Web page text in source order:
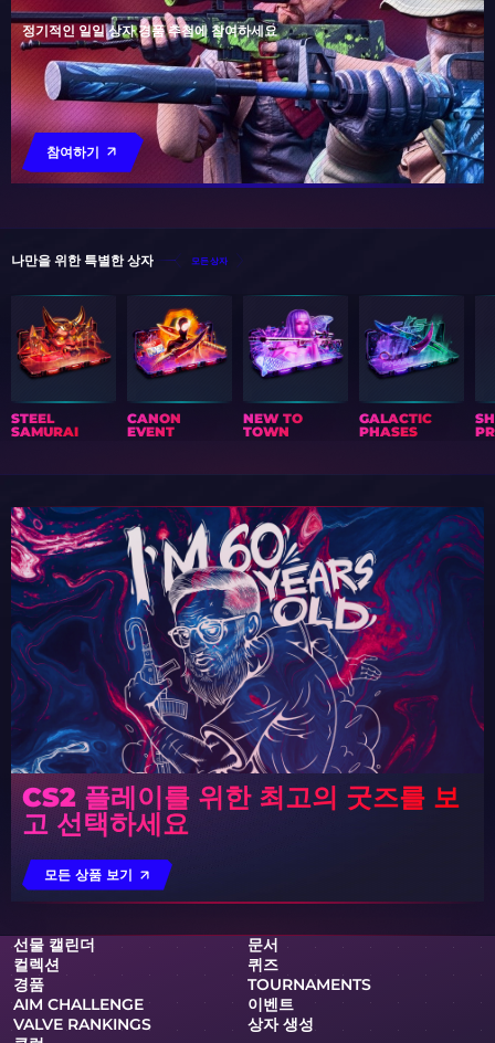
정기적인 일일 상자 경품 추첨에 참여하세요
참여하기
나만을 위한 특별한 상자 모든 상자
STEEL
SAMURAI
CANON
EVENT
NEW TO
TOWN
GALACTIC
PHASES
CS2 플레이를 위한 최고의 굿즈를 보
고 선택하세요
모든 상품 보기
선물 캘린더
문서
컬렉션
퀴즈
경품
TOURNAMENTS
AIM CHALLENGE
이벤트
VALVE RANKINGS
상자 생성